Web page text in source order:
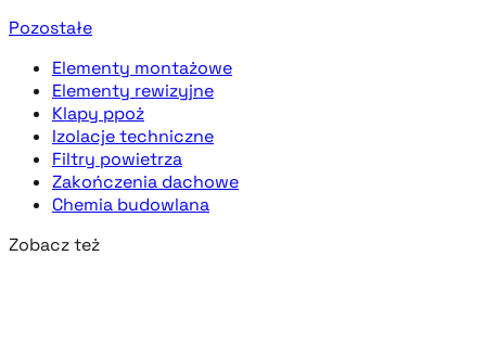
Pozostałe
Elementy montażowe
Elementy rewizyjne
Klapy ppoż
Izolacje techniczne
Filtry powietrza
Zakończenia dachowe
Chemia budowlana
Zobacz też